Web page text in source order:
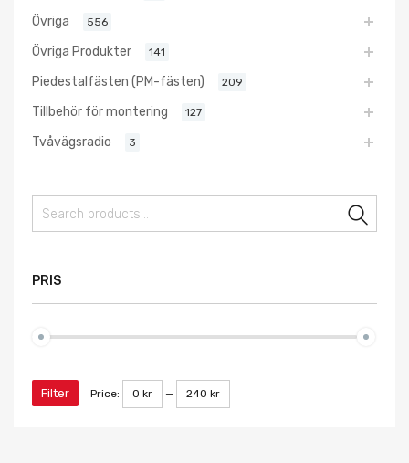
Övriga 556
Övriga Produkter 141
Piedestalfästen (PM-fästen) 209
Tillbehör för montering 127
Tvåvägsradio 3
PRIS
Filter Price: 0 kr — 240 kr